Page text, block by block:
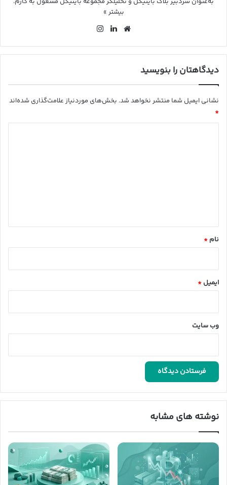
بیشتر »
وب
ت
لین
ین گرا
دیدگاهتان را بنویسید
نشانی ایمیل شما منتشر نخواهد شد. بخش‌های موردنیاز علامت‌گذاری شده‌اند
*
نام *
ایمیل *
وب‌ سایت
نوشته های مشابه